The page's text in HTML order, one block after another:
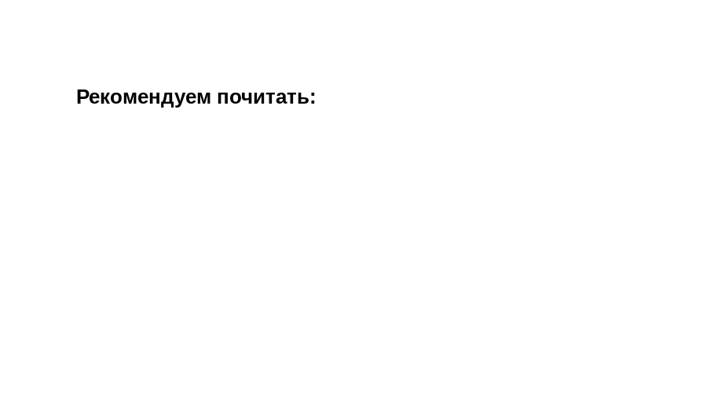
Рекомендуем почитать: